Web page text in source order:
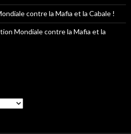
contre la Mafia et la Cabale !
Mondiale contre la Mafia et la